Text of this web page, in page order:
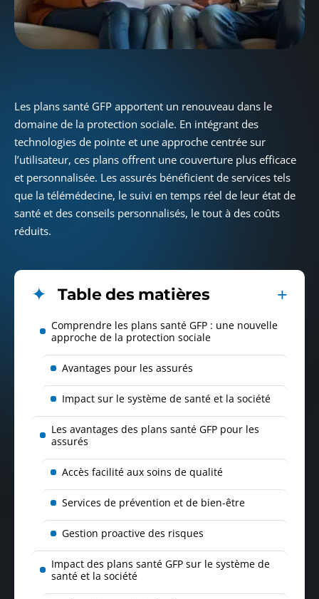
Les plans santé GFP apportent un renouveau dans le
domaine de la protection sociale. En intégrant des
technologies de pointe et une approche centrée sur
l’utilisateur, ces plans offrent une couverture plus efficace
et personnalisée. Les assurés bénéficient de services tels
que la télémédecine, le suivi en temps réel de leur état de
santé et des conseils personnalisés, le tout à des coûts
réduits.
Table des matières
Comprendre les plans santé GFP : une nouvelle
approche de la protection sociale
Avantages pour les assurés
Impact sur le système de santé et la société
Les avantages des plans santé GFP pour les
assurés
Accès facilité aux soins de qualité
Services de prévention et de bien-être
Gestion proactive des risques
Impact des plans santé GFP sur le système de
santé et la société